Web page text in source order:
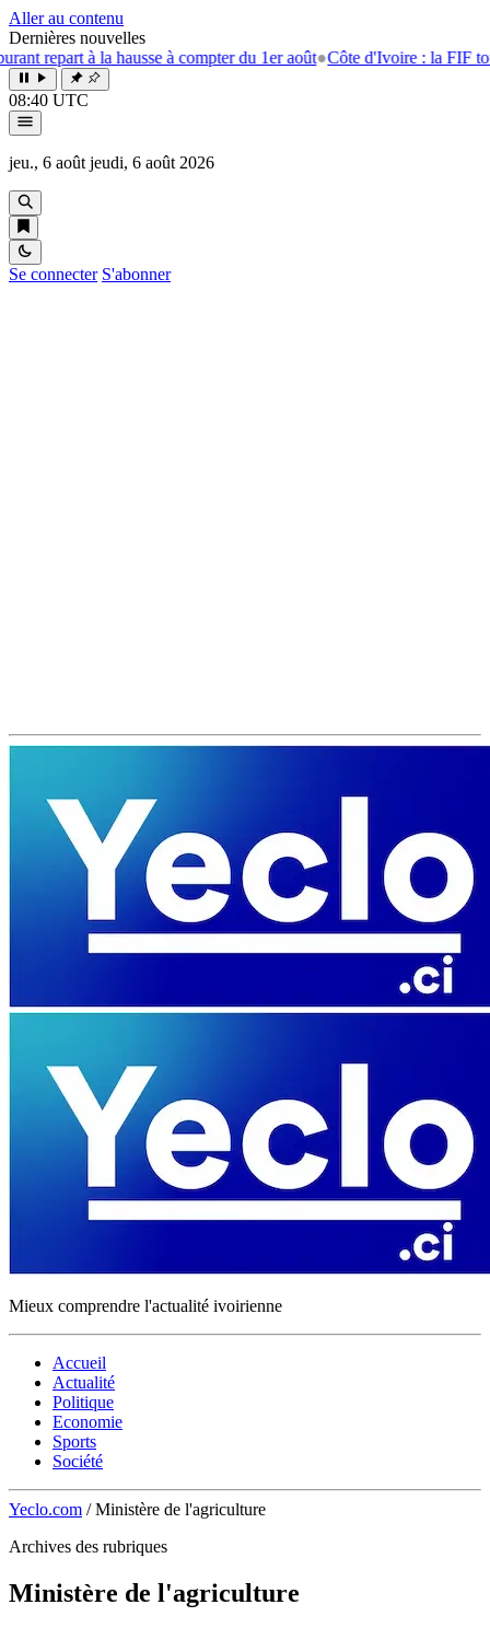
Aller au contenu
Dernières nouvelles
à la hausse à compter du 1er août●Côte d'Ivoire : la FIF tourne la
08:40 UTC
jeu., 6 août jeudi, 6 août 2026
Se connecter S'abonner
Mieux comprendre l'actualité ivoirienne
Accueil
Actualité
Politique
Economie
Sports
Société
Yeclo.com / Ministère de l'agriculture
Archives des rubriques
Ministère de l'agriculture